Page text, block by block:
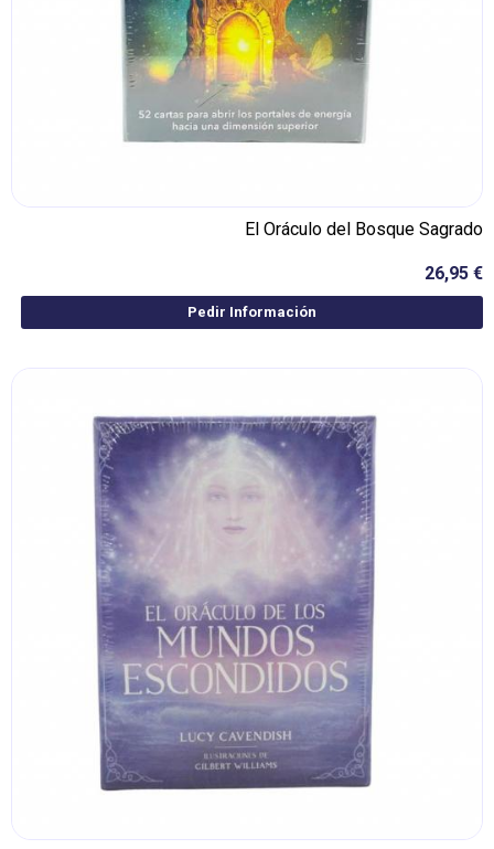
El Oráculo del Bosque Sagrado
26,95 €
Pedir Información